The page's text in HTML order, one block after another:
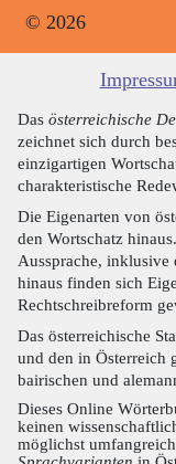
© 2026
Das österreichische
zeichnet sich durch
einzigartigen
charakteristische
Die Eigenarten von
den Wortschatz
Aussprache,
hinaus finden sich
Rechtschreibreform
Das österreichische
und den in Österreich
bairischen und
Dieses Online
keinen
möglichst